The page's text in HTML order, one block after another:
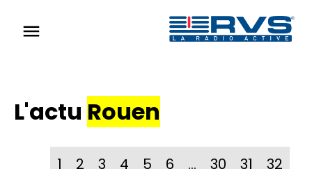
menu
L'actu Rouen
1 2 3 4 5 6 … 30 31
32